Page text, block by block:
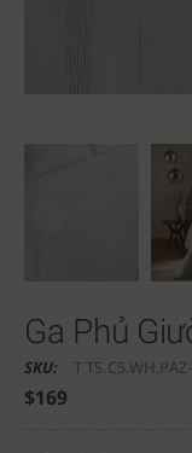
Ga Phủ
SKU: T
$169